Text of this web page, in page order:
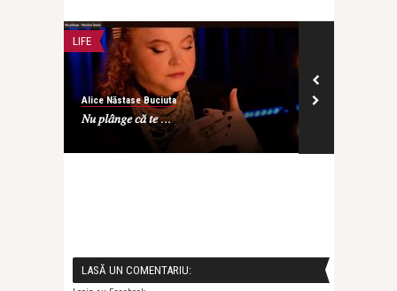
LIFE
Alice Năstase Buciuta
𝑁𝑢 𝑝𝑙𝑎̂𝑛𝑔𝑒 𝑐𝑎̆ 𝑡𝑒 ...
LASĂ UN COMENTARIU: